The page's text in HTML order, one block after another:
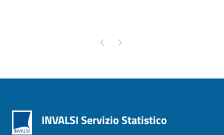
Pagina precedente
Pagina successiva
INVALSI Servizio Statistico